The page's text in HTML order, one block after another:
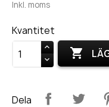
Inkl. moms
Kvantitet

Dela